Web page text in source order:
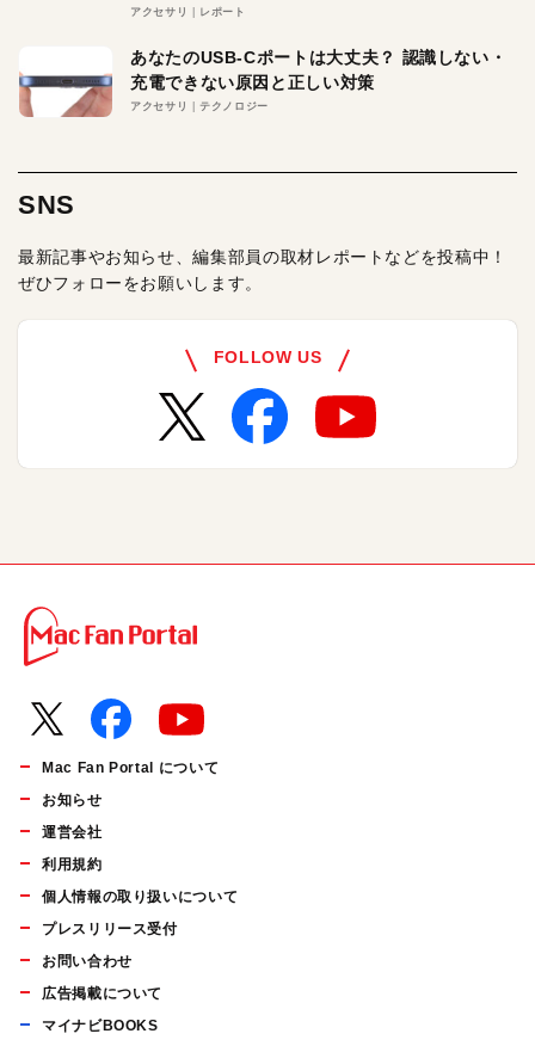
アクセサリ レポート
あなたのUSB-Cポートは大丈夫？ 認識しない・
充電できない原因と正しい対策
アクセサリ テクノロジー
SNS
最新記事やお知らせ、編集部員の取材レポートなどを投稿中！
ぜひフォローをお願いします。
FOLLOW US
Mac Fan Portal について
お知らせ
運営会社
利用規約
個人情報の取り扱いについて
プレスリリース受付
お問い合わせ
広告掲載について
マイナビBOOKS